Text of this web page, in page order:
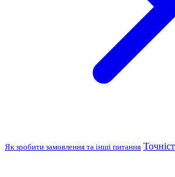
Як зробити замовлення та інші питання